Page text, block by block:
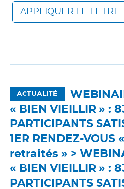
APPLIQUER LE FILTRE
ACTUALITÉ
« BIEN VIEILLIR » :
PARTICIPANTS
1ER RENDEZ-VOUS
retraités » >
« BIEN VIEILLIR » :
PARTICIPANTS